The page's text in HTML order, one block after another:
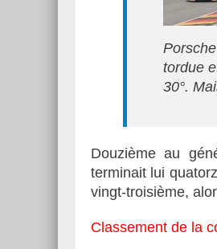
tordue
30°.
Douzième au
terminait lui
vingt-troisième,
Classement de la